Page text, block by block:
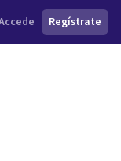
Regístrate